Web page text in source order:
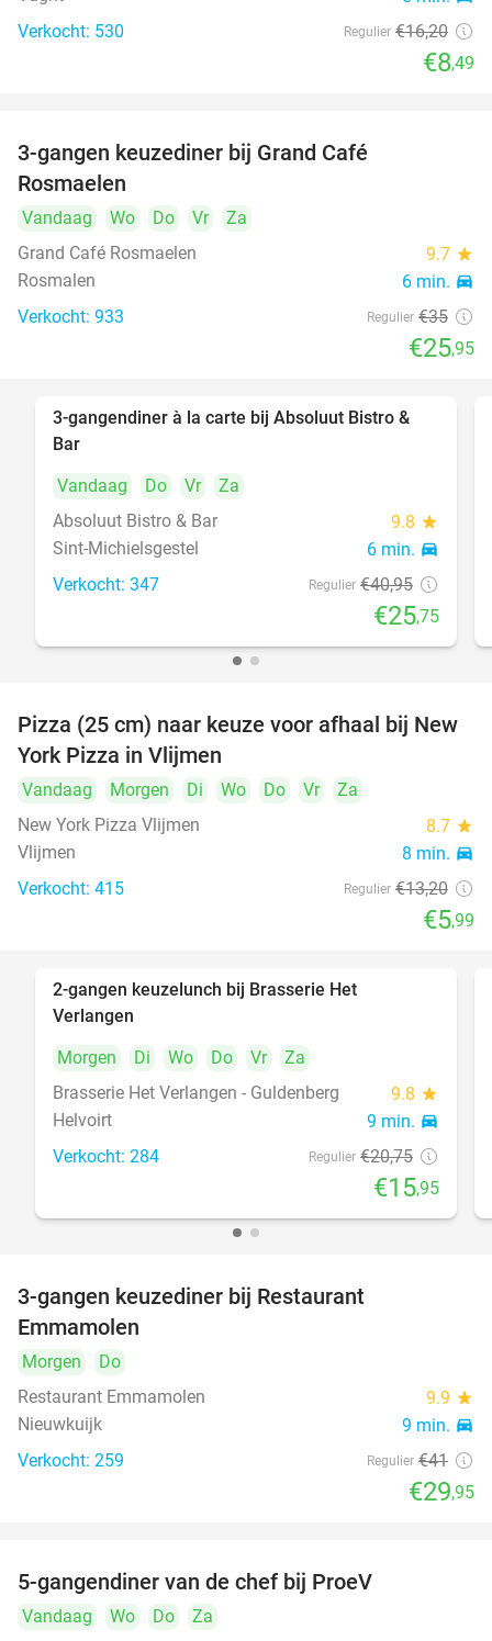
Verkocht: 530 Regulier €16,20
€8,49
3-gangen keuzediner bij Grand Café
Rosmaelen
Vandaag Wo Do Vr
Za
Grand Café Rosmaelen
9.7 star
Rosmalen 6 min. directions_car
Verkocht: 933 Regulier €35
€25,95
37%
3-gangendiner à la carte bij Absoluut Bistro &
Bar
Vandaag
Do Vr
Za
Absoluut Bistro & Bar
9.8 star
Sint-Michielsgestel 6 min. directions_car
Verkocht: 347 Regulier €40,95
€25,75
55%
Pizza (25 cm) naar keuze voor afhaal bij New
York Pizza in Vlijmen
Vandaag Morgen Di Wo Do Vr
Za
New York Pizza Vlijmen
8.7 star
Vlijmen 8 min. directions_car
Verkocht: 415 Regulier €13,20
€5,99
2-gangen keuzelunch bij Brasserie Het
Verlangen
Morgen
Di Wo Do Vr
Za
Brasserie Het Verlangen - Guldenberg
9.8 star
Helvoirt 9 min. directions_car
Verkocht: 284 Regulier €20,75
€15,95
3-gangen keuzediner bij Restaurant
Emmamolen
Morgen
Do
Restaurant Emmamolen
9.9 star
Nieuwkuijk 9 min. directions_car
Verkocht: 259 Regulier €41
€29,95
5-gangendiner van de chef bij ProeV
Vandaag Wo Do Za